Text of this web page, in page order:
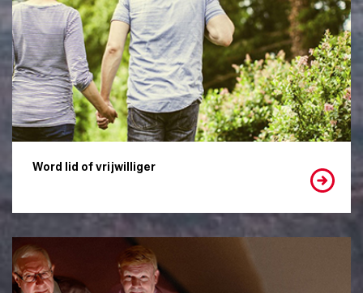
Word lid of vrijwilliger